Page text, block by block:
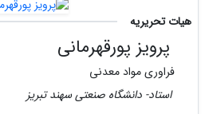
هیات تحریریه
پرویز پورقهرمانی
فراوری مواد معدنی
استاد- دانشگاه صنعتی سهند تبریز